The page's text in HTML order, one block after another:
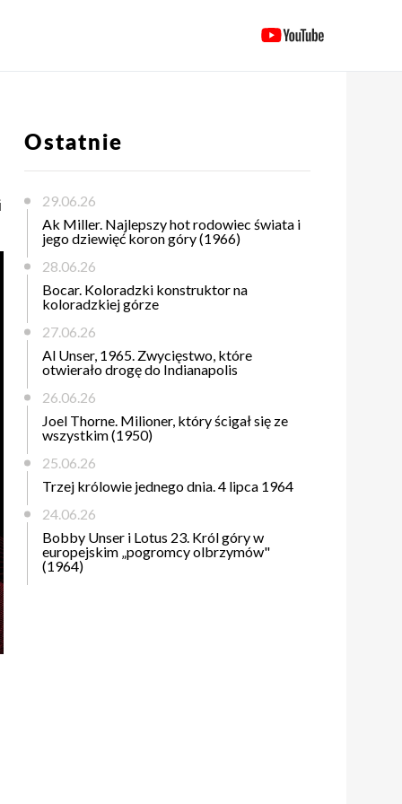
Ostatnie
29.06.26
Ak Miller. Najlepszy hot rodowiec świata i
jego dziewięć koron góry (1966)
28.06.26
Bocar. Koloradzki konstruktor na
koloradzkiej górze
27.06.26
Al Unser, 1965. Zwycięstwo, które
otwierało drogę do Indianapolis
26.06.26
Joel Thorne. Milioner, który ścigał się ze
wszystkim (1950)
25.06.26
Trzej królowie jednego dnia. 4 lipca 1964
24.06.26
Bobby Unser i Lotus 23. Król góry w
europejskim „pogromcy olbrzymów"
(1964)